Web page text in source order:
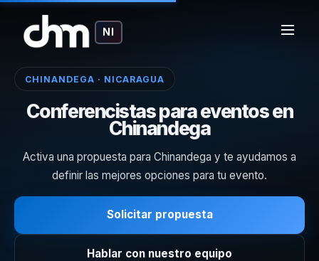
NI
CHINANDEGA · NICARAGUA
Conferencistas para eventos en
Chinandega
Activa una propuesta para Chinandega y te ayudamos a
definir las mejores opciones para tu evento.
Solicitar propuesta
Hablar con nuestro equipo